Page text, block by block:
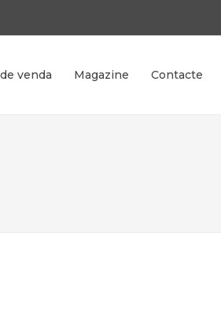
venda Magazine Contacte